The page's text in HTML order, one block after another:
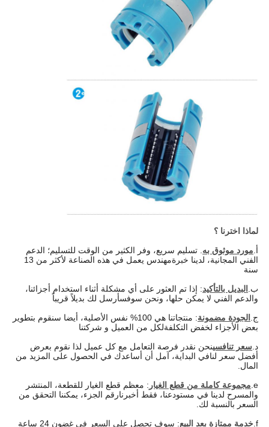
لماذا اخترنا ؟
أ. مورد موثوق به . تسليم سريع، وفر الكثير من الوقت للتسليم؛ الدعم
الفني المجانية، لدينا خبرة
مهندس يعمل في هذه الصناعة لأكثر من 13
سنة
ب. البديل بالتأكيد: إذا تم العثور على أي مشكلة أثناء استخدام أجزائنا،
والدعم الفني لا يمكن حلها، ونحن سوفسأرسل لك بديلاً قريباً
ج. الجودة مضمونة
: منتجاتنا هي 100% نفس الأصلية، أيضا سنقوم بتطوير
بعض الأجزاء لخفض التكلفةلكل من العميل و شركتنا
د. سعر تنافسينحن نقدر فرصة التعامل مع كل عميل لذا نقوم بعرض
أفضل سعر لنافي البداية، آمل أن أساعدك في الحصول على المزيد من
المال.
e. مجموعة كاملة من قطع الغيار : معظم قطع الغيار للقطعة، المنتشر
والمسرح لدينا في مستودعنا، فقط أخبرنارقم الجزء، يمكننا التحقق من
السعر بالنسبة لك.
f. خدمة ممتازة بعد البيع : سوف تحصل على السعر في غضون 24 ساعة